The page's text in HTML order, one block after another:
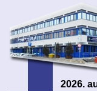
2026.